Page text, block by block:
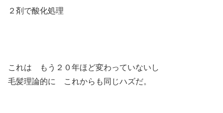
２剤で酸化処理
これは もう２０年ほど変わっていないし
毛髪理論的に これからも同じハズだ。